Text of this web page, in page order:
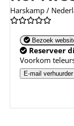
Harskamp /
Bezoek
Reserveer
Voorkom
E-mail verhuurder